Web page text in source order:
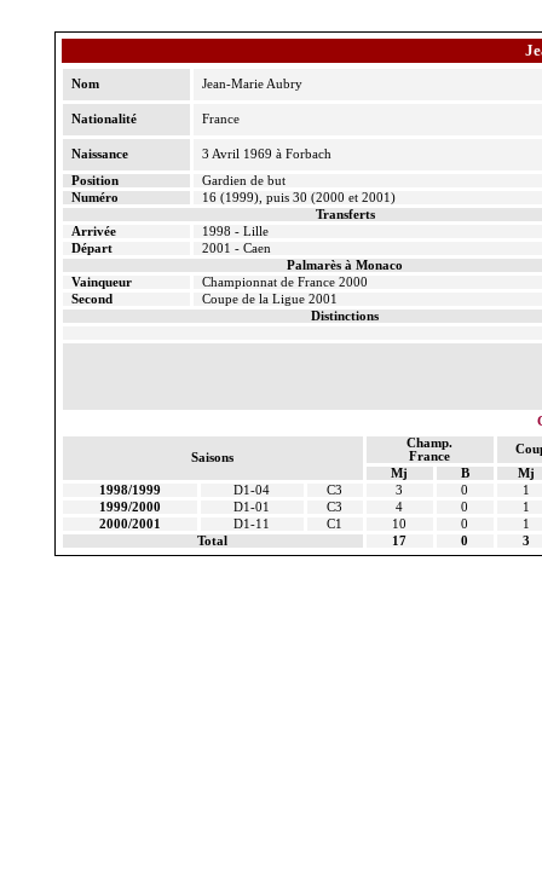
Nom Jean-Marie Aubry
Nationalité France
Naissance
3 Avril 1969 à Forbach
Position
Gardien de but
Numéro
16 (1999), puis 30 (2000 et 2001)
Transferts
Arrivée
1998 - Lille
Départ
2001 - Caen
Palmarès à Monaco
Vainqueur
Championnat de France 2000
Second
Coupe de la Ligue2001
Distinctions
Saisons
Champ.
France
Mj
B
Mj
1998/1999
D1-04 C3 3 0
1
1999/2000
D1-01 C3 4 0
1
2000/2001
D1-11 C1 10 0
1
Total
17 0 3